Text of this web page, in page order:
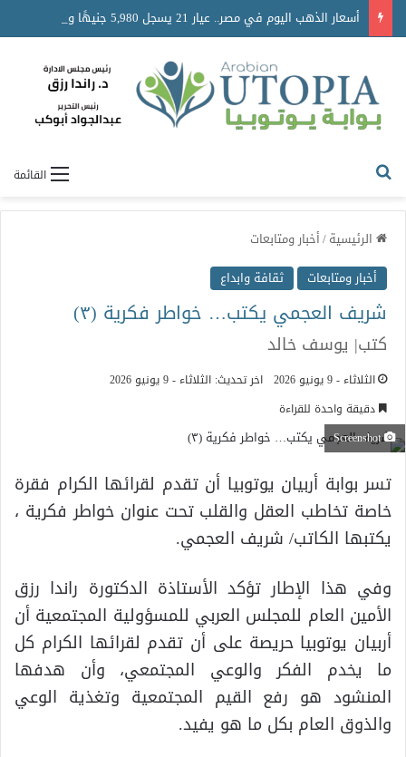
القائمة
الرئيسية/أخبار ومتابعات
أخبار ومتابعات
ثقافة وابداع
شريف العجمي يكتب… خواطر فكرية (٣)
كتب| يوسف خالد
الثلاثاء - 9 يونيو 2026
اخر تحديث: الثلاثاء - 9 يونيو 2026
دقيقة واحدة للقراءة
Screenshot
تسر بوابة أربيان يوتوبيا أن تقدم لقرائها الكرام فقرة
خاصة تخاطب العقل والقلب تحت عنوان خواطر فكرية ،
يكتبها الكاتب/ شريف العجمي.
وفي هذا الإطار تؤكد الأستاذة الدكتورة راندا رزق
الأمين العام للمجلس العربي للمسؤولية المجتمعية أن
أربيان يوتوبيا حريصة على أن تقدم لقرائها الكرام كل
ما يخدم الفكر والوعي المجتمعي، وأن هدفها
المنشود هو رفع القيم المجتمعية وتغذية الوعي
والذوق العام بكل ما هو يفيد.